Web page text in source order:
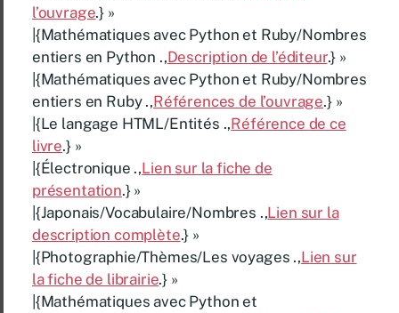
l’ouvrage.} »
|{Mathématiques avec Python et Ruby/Nombres
entiers en Python .,Description de l’éditeur.} »
|{Mathématiques avec Python et Ruby/Nombres
entiers en Ruby .,Références de l’ouvrage.} »
|{Le langage HTML/Entités .,Référence de ce
livre.} »
|{Électronique .,Lien sur la fiche de
présentation.} »
|{Japonais/Vocabulaire/Nombres .,Lien sur la
description complète.} »
|{Photographie/Thèmes/Les voyages .,Lien sur
la fiche de librairie.} »
|{Mathématiques avec Python et